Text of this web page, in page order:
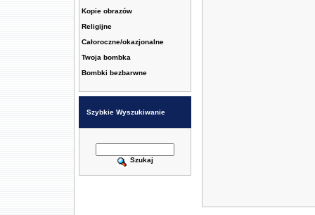
Kopie obrazów
Religijne
Całoroczne/okazjonalne
Twoja bombka
Bombki bezbarwne
Szybkie Wyszukiwanie
Szukaj